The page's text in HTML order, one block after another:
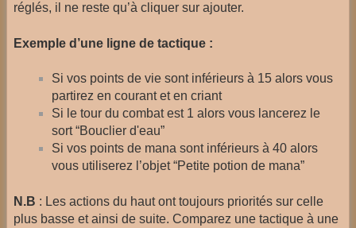
réglés, il ne reste qu’à cliquer sur ajouter.
Exemple d’une ligne de tactique :
Si vos points de vie sont inférieurs à 15 alors vous
partirez en courant et en criant
Si le tour du combat est 1 alors vous lancerez le
sort “Bouclier d'eau”
Si vos points de mana sont inférieurs à 40 alors
vous utiliserez l’objet “Petite potion de mana”
N.B : Les actions du haut ont toujours priorités sur celle
plus basse et ainsi de suite. Comparez une tactique à une